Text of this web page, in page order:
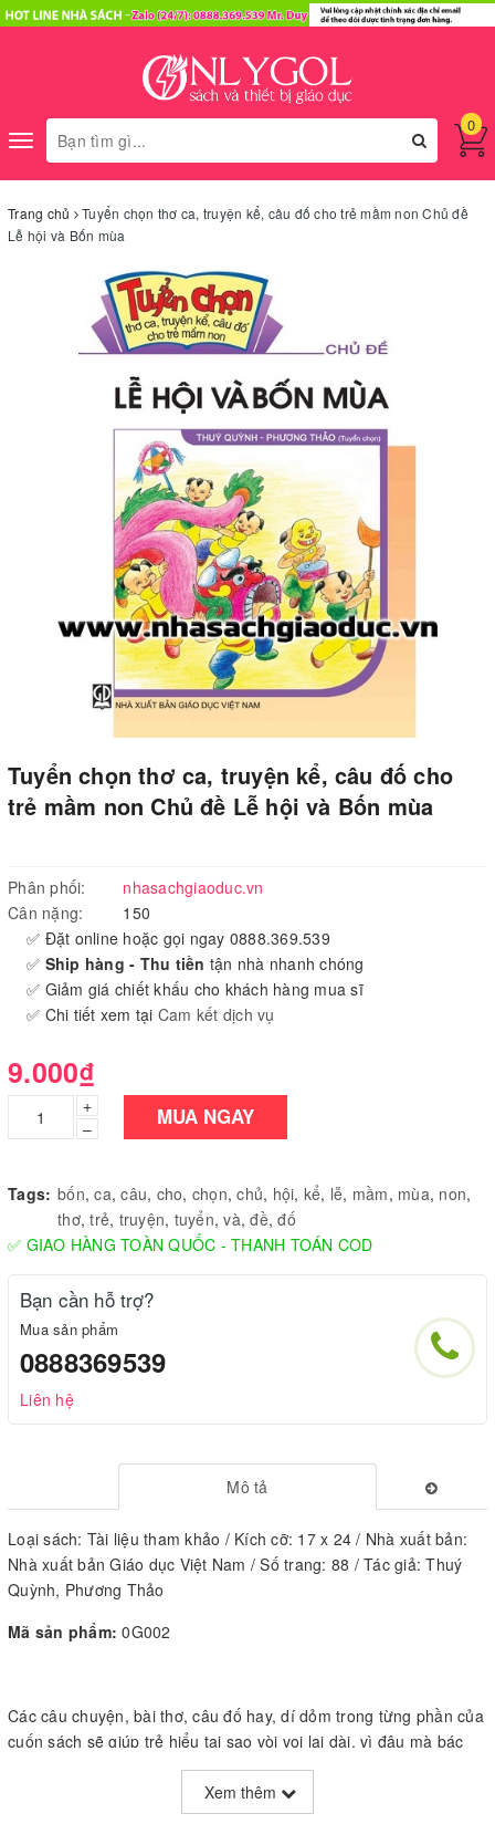
Toggle
navigation
0
Trang chủ
Tuyển chọn thơ ca, truyện kể, câu đố cho trẻ mầm non Chủ đề
Lễ hội và Bốn mùa
Tuyển chọn thơ ca, truyện kể, câu đố cho
trẻ mầm non Chủ đề Lễ hội và Bốn mùa
Phân phối:
nhasachgiaoduc.vn
Cân nặng:
150
✅ Đặt online hoặc gọi ngay 0888.369.539
✅ Ship hàng - Thu tiền tận nhà nhanh chóng
✅ Giảm giá chiết khấu cho khách hàng mua sĩ
✅ Chi tiết xem tại Cam kết dịch vụ
9.000₫
+
–
MUA NGAY
Tags: bốn,ca,câu, cho, chọn,chủ, hội, kể, lễ, mầm, mùa, non,
thơ,trẻ, truyện, tuyển,và,đề,đố
✅ GIAO HÀNG TOÀN QUỐC - THANH TOÁN COD
Bạn cần hỗ trợ?
Mua sản phẩm
0888369539
Liên hệ
Mô tả
Loại sách: Tài liệu tham khảo / Kích cỡ: 17 x 24 / Nhà xuất bản:
Nhà xuất bản Giáo dục Việt Nam / Số trang: 88 / Tác giả: Thuý
Quỳnh, Phương Thảo
Mã sản phẩm: 0G002
Các câu chuyện, bài thơ, câu đố hay, dí dỏm trong từng phần của
cuốn sách sẽ giúp trẻ hiểu tại sao vòi voi lại dài, vì đâu mà bác
Cóc bị còng lưng… Cuốn sách giáo dục trẻ biết yêu quý, chăm
sóc và bảo vệ động vật, đặc biệt là những con vật gần gũi với trẻ.
Xem thêm